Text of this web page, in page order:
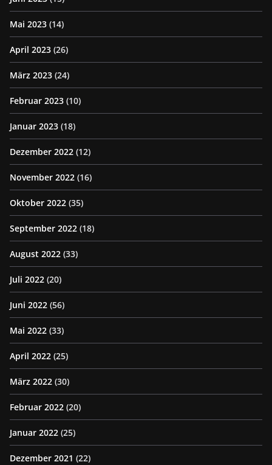
Mai 2023 (14)
April 2023 (26)
März 2023 (24)
Februar 2023 (10)
Januar 2023 (18)
Dezember 2022 (12)
November 2022 (16)
Oktober 2022 (35)
September 2022 (18)
August 2022 (33)
Juli 2022 (20)
Juni 2022 (56)
Mai 2022 (33)
April 2022 (25)
März 2022 (30)
Februar 2022 (20)
Januar 2022 (25)
Dezember 2021 (22)